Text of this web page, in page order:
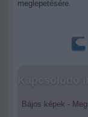
meglepetésére.
Kapcsolódó
Bájos képek -